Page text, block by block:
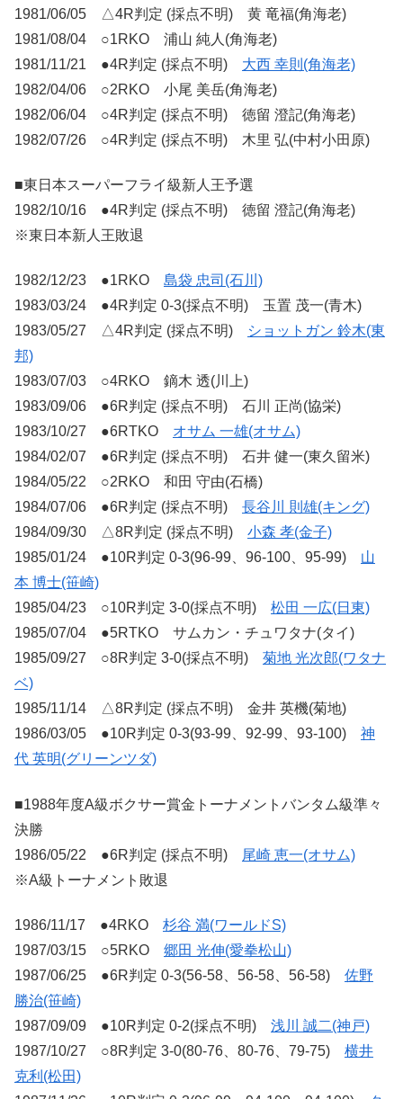
1981/06/05 △4R判定 (採点不明) 黄 竜福(角海老)
1981/08/04 ○1RKO 浦山 純人(角海老)
1981/11/21 ●4R判定 (採点不明) 大西 幸則(角海老)
1982/04/06 ○2RKO 小尾 美岳(角海老)
1982/06/04 ○4R判定 (採点不明) 徳留 澄記(角海老)
1982/07/26 ○4R判定 (採点不明) 木里 弘(中村小田原)
■東日本スーパーフライ級新人王予選
1982/10/16 ●4R判定 (採点不明) 徳留 澄記(角海老)
※東日本新人王敗退
1982/12/23 ●1RKO 島袋 忠司(石川)
1983/03/24 ●4R判定 0-3(採点不明) 玉置 茂一(青木)
1983/05/27 △4R判定 (採点不明)
ショットガン 鈴木(東
邦)
1983/07/03 ○4RKO 鏑木 透(川上)
1983/09/06 ●6R判定 (採点不明) 石川 正尚(協栄)
1983/10/27 ●6RTKO オサム 一雄(オサム)
1984/02/07 ●6R判定 (採点不明) 石井 健一(東久留米)
1984/05/22 ○2RKO 和田 守由(石橋)
1984/07/06 ●6R判定 (採点不明) 長谷川 則雄(キング)
1984/09/30 △8R判定 (採点不明) 小森 孝(金子)
1985/01/24 ●10R判定 0-3(96-99、96-100、95-99) 山
本 博士(笹崎)
1985/04/23 ○10R判定 3-0(採点不明) 松田 一広(日東)
1985/07/04 ●5RTKO サムカン・チュワタナ(タイ)
1985/09/27 ○8R判定 3-0(採点不明) 菊地 光次郎(ワタナ
ベ)
1985/11/14 △8R判定 (採点不明) 金井 英機(菊地)
1986/03/05 ●10R判定 0-3(93-99、92-99、93-100) 神
代 英明(グリーンツダ)
■1988年度A級ボクサー賞金トーナメントバンタム級準々
決勝
1986/05/22 ●6R判定 (採点不明)
尾崎 恵一(オサム)
※A級トーナメント敗退
1986/11/17 ●4RKO 杉谷 満(ワールドS)
1987/03/15 ○5RKO 郷田 光伸(愛拳松山)
1987/06/25 ●6R判定 0-3(56-58、56-58、56-58) 佐野
勝治(笹崎)
1987/09/09 ●10R判定 0-2(採点不明) 浅川 誠二(神戸)
1987/10/27 ○8R判定 3-0(80-76、80-76、79-75) 横井
克利(松田)